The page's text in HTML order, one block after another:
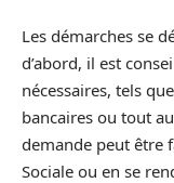
Les démarches se
d’abord, il est
nécessaires, tels
bancaires ou tout
demande peut être
Sociale ou en se